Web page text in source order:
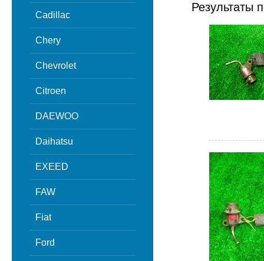
Cadillac
Chery
Chevrolet
Citroen
DAEWOO
Daihatsu
EXEED
FAW
Fiat
Ford
Результаты